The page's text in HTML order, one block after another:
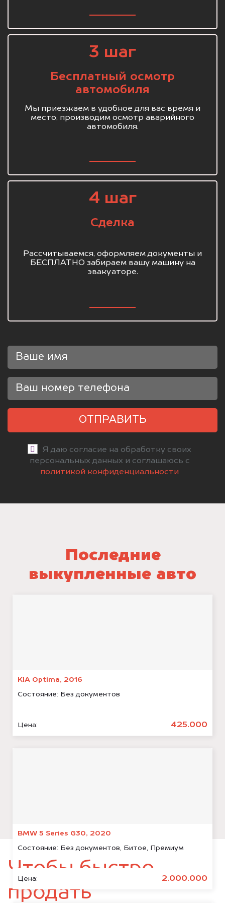
3 шаг
Бесплатный осмотр
автомобиля
Мы приезжаем в удобное для вас время и
место, производим осмотр аварийного
автомобиля.
4 шаг
Сделка
Рассчитываемся, оформляем документы и
БЕСПЛАТНО забираем вашу машину на
эвакуаторе.
ОТПРАВИТЬ
Я даю согласие на обработку своих
персональных данных и соглашаюсь с
политикой конфиденциальности
Последние
выкупленные авто
KIA Optima, 2016
Состояние: Без документов
Цена: 425.000
BMW 5 Series G30, 2020
Состояние: Без документов, Битое, Премиум
Цена: 2.000.000
Чтобы быстро
продать